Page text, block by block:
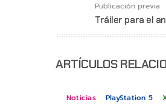
Publicación previa
Tráiler para el
ARTÍCULOS
Noticias PlayStation 5